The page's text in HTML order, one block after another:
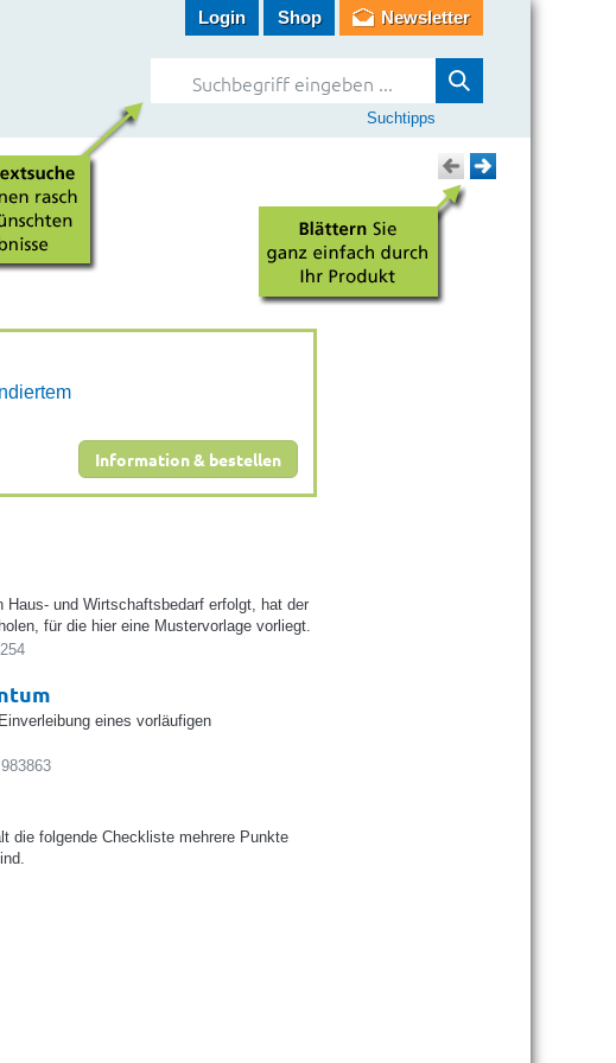
Login Shop Newsletter
Suchtipps
Information & bestellen
und Wirtschaftsbedarf erfolgt, hat der
für die hier eine Mustervorlage vorliegt.
eines vorläufigen
die folgende Checkliste mehrere Punkte